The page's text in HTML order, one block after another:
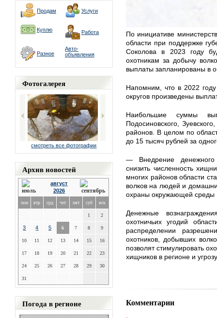
Продам Услуги
Куплю Работа
Разное
Авто-
объявления
Фотогалерея
смотреть все фотографии
Архив новостей
август
2026
пон втр срд чет пят суб вск
1 2
3 4 5 6 7 8 9
10 11 12 13 14 15 16
17 18 19 20 21 22 23
24 25 26 27 28 29 30
31
Погода в регионе
По инициативе
области при поддержке
Соколова в 2023 году
охотникам за добычу
выплаты запланированы в
Напомним, что в 2022
округов произведены
Наибольшие суммы
Подосиновского,
районов. В целом по
до 15 тысяч рублей за
— Внедрение денежного
снизить численность
многих районов области
волков на людей и
охраны окружающей среды
Денежные
охотничьих угодий
распределении
охотников, добывших
позволят стимулировать
хищников в регионе и
Комментарии